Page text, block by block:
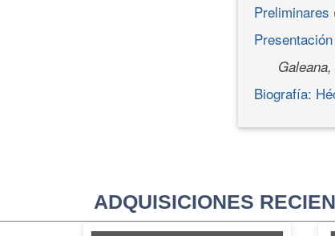
Preliminares
Presentación
Biografía:
ADQUISICIONES